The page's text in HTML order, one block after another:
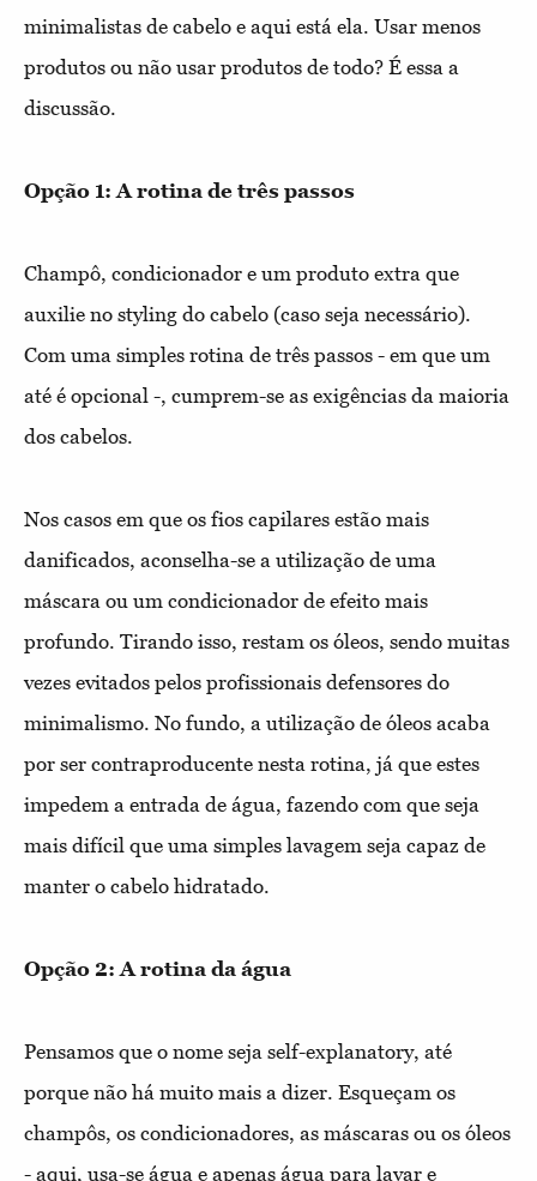
minimalistas de cabelo e aqui está ela. Usar menos
produtos ou não usar produtos de todo? É essa a
discussão.
Opção 1: A rotina de três passos
Champô, condicionador e um produto extra que
auxilie no styling do cabelo (caso seja necessário).
Com uma simples rotina de três passos - em que um
até é opcional -, cumprem-se as exigências da maioria
dos cabelos.
Nos casos em que os fios capilares estão mais
danificados, aconselha-se a utilização de uma
máscara ou um condicionador de efeito mais
profundo. Tirando isso, restam os óleos, sendo muitas
vezes evitados pelos profissionais defensores do
minimalismo. No fundo, a utilização de óleos acaba
por ser contraproducente nesta rotina, já que estes
impedem a entrada de água, fazendo com que seja
mais difícil que uma simples lavagem seja capaz de
manter o cabelo hidratado.
Opção 2: A rotina da água
Pensamos que o nome seja self-explanatory, até
porque não há muito mais a dizer. Esqueçam os
champôs, os condicionadores, as máscaras ou os óleos
- aqui, usa-se água e apenas água para lavar e